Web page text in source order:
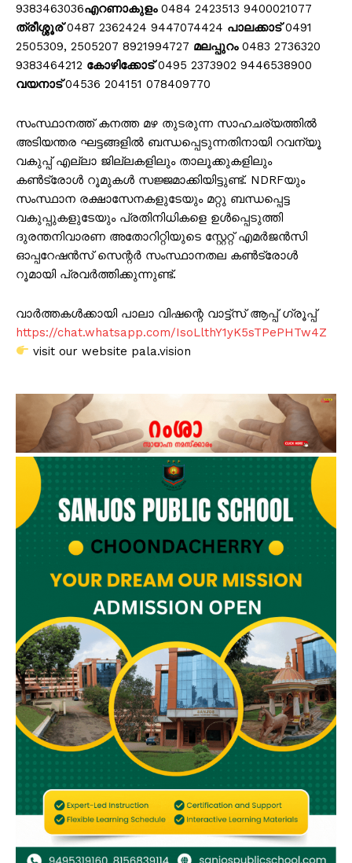
9383463036എറണാകുളം0484 2423513 9400021077
ത്രീശ്ശൂര്0487 2362424 9447074424 പാലക്കാട്0491
2505309, 2505207 8921994727 മലപ്പുറം0483 2736320
9383464212 കോഴിക്കോട്0495 2373902 9446538900
വയനാട്04536 204151 078409770
സംസ്ഥാനത്ത് കനത്ത മഴ തുടരുന്ന സാഹചര്യത്തിൽ
അടിയന്തര ഘട്ടങ്ങളിൽ ബന്ധപ്പെടുന്നതിനായി റവന്യൂ
വകുപ്പ് എല്ലാ ജില്ലകളിലും താലൂക്കുകളിലും
കൺട്രോൾ റൂമുകൾ സജ്ജമാക്കിയിട്ടുണ്ട്. NDRFയും
സംസ്ഥാന രക്ഷാസേനകളുടേയും മറ്റു ബന്ധപ്പെട്ട
വകുപ്പുകളുടേയും പ്രതിനിധികളെ ഉൾപ്പെടുത്തി
ദുരന്തനിവാരണ അതോറിറ്റിയുടെ സ്റ്റേറ്റ് എമർജൻസി
ഓപ്പറേഷൻസ് സെന്റർ സംസ്ഥാനതല കൺട്രോൾ
റൂമായി പ്രവർത്തിക്കുന്നുണ്ട്.
വാർത്തകൾക്കായി പാലാ വിഷന്റെ വാട്ട്സ് ആപ്പ് ഗ്രൂപ്പ്
https://chat.whatsapp.com/IsoLlthY1yK5sTPePHTw4Z
visit our website pala.vision